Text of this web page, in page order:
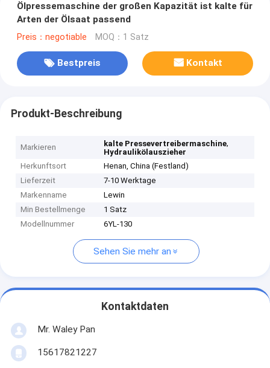
Ölpressemaschine der großen Kapazität ist kalte für
Arten der Ölsaat passend
Preis：negotiable MOQ：1 Satz
Bestpreis Kontakt
Produkt-Beschreibung
Markieren kalte Pressevertreibermaschine,
Hydraulikölauszieher
Herkunftsort
Henan, China (Festland)
Lieferzeit
7-10 Werktage
Markenname
Lewin
Min Bestellmenge
1 Satz
Modellnummer
6YL-130
Sehen Sie mehr an
Kontaktdaten
Mr. Waley Pan
15617821227